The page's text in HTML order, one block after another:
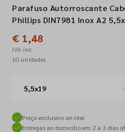
Siga-nos nas redes sociais
Parafuso Autorroscante
Phillips DIN7981 Inox A2
€ 1,48
IVA inc.
10 unidades
5,5x19
Preço exclusivo on-line
Entregas ao domicílio em 2 a 3 dias